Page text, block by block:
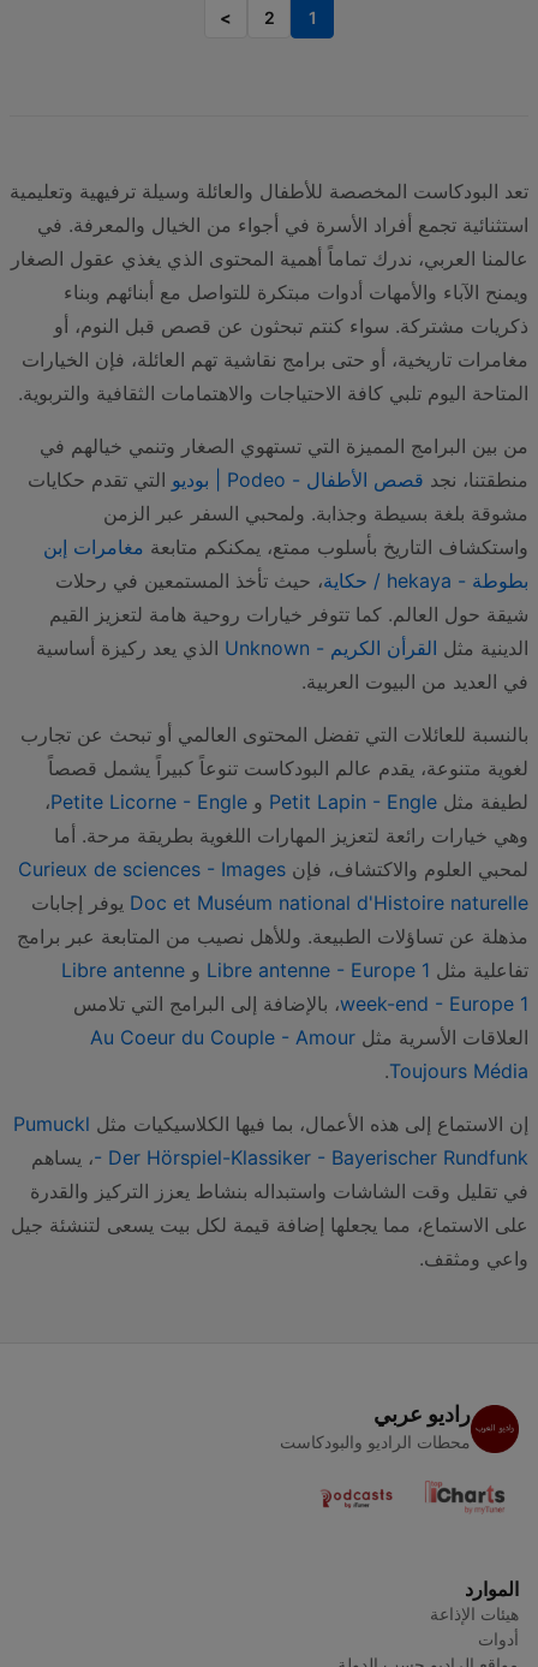
1
2
>
تعد البودكاست المخصصة للأطفال والعائلة وسيلة ترفيهية وتعليمية
استثنائية تجمع أفراد الأسرة في أجواء من الخيال والمعرفة. في
عالمنا العربي، ندرك تماماً أهمية المحتوى الذي يغذي عقول الصغار
ويمنح الآباء والأمهات أدوات مبتكرة للتواصل مع أبنائهم وبناء
ذكريات مشتركة. سواء كنتم تبحثون عن قصص قبل النوم، أو
مغامرات تاريخية، أو حتى برامج نقاشية تهم العائلة، فإن الخيارات
المتاحة اليوم تلبي كافة الاحتياجات والاهتمامات الثقافية والتربوية.
من بين البرامج المميزة التي تستهوي الصغار وتنمي خيالهم في
منطقتنا، نجد قصص الأطفال - Podeo | بوديو
التي تقدم حكايات
مشوقة بلغة بسيطة وجذابة. ولمحبي السفر عبر الزمن
واستكشاف التاريخ بأسلوب ممتع، يمكنكم متابعة مغامرات إبن
بطوطة - hekaya / حكاية
، حيث تأخذ المستمعين في رحلات
شيقة حول العالم. كما تتوفر خيارات روحية هامة لتعزيز القيم
الدينية مثل القرأن الكريم - Unknown
الذي يعد ركيزة أساسية
في العديد من البيوت العربية.
بالنسبة للعائلات التي تفضل المحتوى العالمي أو تبحث عن تجارب
لغوية متنوعة، يقدم عالم البودكاست تنوعاً كبيراً يشمل قصصاً
لطيفة مثل Petit Lapin - Engle و Petite Licorne - Engle،
وهي خيارات رائعة لتعزيز المهارات اللغوية بطريقة مرحة. أما
لمحبي العلوم والاكتشاف، فإن Curieux de sciences - Images
Doc et Muséum national d'Histoire naturelle يوفر إجابات
مذهلة عن تساؤلات الطبيعة. وللأهل نصيب من المتابعة عبر برامج
تفاعلية مثل Libre antenne - Europe 1 و Libre antenne
week-end - Europe 1، بالإضافة إلى البرامج التي تلامس
العلاقات الأسرية مثل Au Coeur du Couple - Amour
Toujours Média
.
إن الاستماع إلى هذه الأعمال، بما فيها الكلاسيكيات مثل Pumuckl
- Der Hörspiel-Klassiker - Bayerischer Rundfunk، يساهم
في تقليل وقت الشاشات واستبداله بنشاط يعزز التركيز والقدرة
على الاستماع، مما يجعلها إضافة قيمة لكل بيت يسعى لتنشئة جيل
واعي ومثقف.
راديو عربي
محطات الراديو والبودكاست
الموارد
هيئات الإذاعة
أدوات